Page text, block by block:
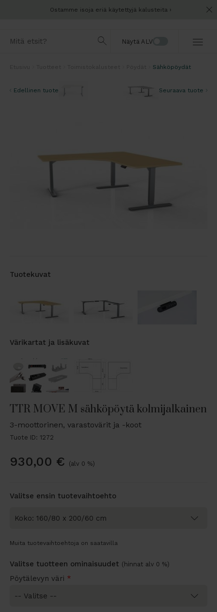
Ostamme isoja eriä käytettyjä kalusteita
Näytä ALV
Sähköpöydät
Edellinen tuote Seuraava tuote
Tuotekuvat
Värikartat ja lisäkuvat
TTR MOVE M sähköpöytä kolmijalkainen
3-moottorinen, varastovärit ja -koot
Tuote ID: 1272
930,00 € (alv 0 %)
Valitse ensin tuotevaihtoehto
Muita tuotevaihtoehtoja on saatavilla
Valitse tuotteen ominaisuudet (hinnat alv 0 %)
Pöytälevyn väri *